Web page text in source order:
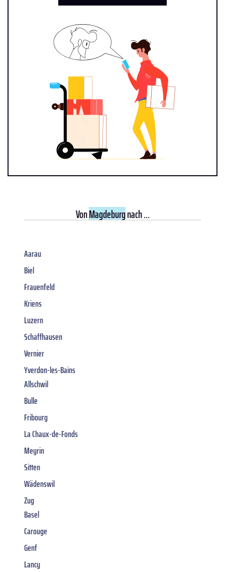
VonMagdeburgnach ...
Aarau
Biel
Frauenfeld
Kriens
Luzern
Schaffhausen
Vernier
Yverdon-les-Bains
Allschwil
Bulle
Fribourg
La Chaux-de-Fonds
Meyrin
Sitten
Wädenswil
Zug
Basel
Carouge
Genf
Lancy